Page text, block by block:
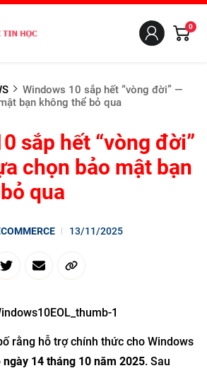
0
Windows 10 sắp hết “vòng đời” —
bạn không thể bỏ qua
sắp hết “vòng đời”
chọn bảo mật bạn
qua
13/11/2025
rằng hỗ trợ chính thức cho Windows
ngày 14 tháng 10 năm 2025. Sau